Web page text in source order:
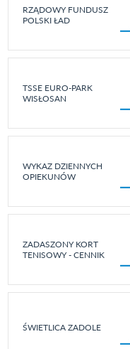
RZĄDOWY FUNDUSZ
POLSKI ŁAD
TSSE EURO-PARK
WISŁOSAN
WYKAZ DZIENNYCH
OPIEKUNÓW
ZADASZONY KORT
TENISOWY - CENNIK
ŚWIETLICA ZADOLE